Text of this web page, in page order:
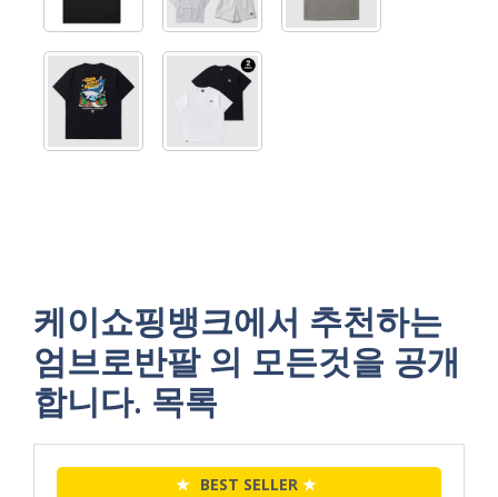
케이쇼핑뱅크에서 추천하는
엄브로반팔 의 모든것을 공개
합니다. 목록
★ BEST SELLER ★